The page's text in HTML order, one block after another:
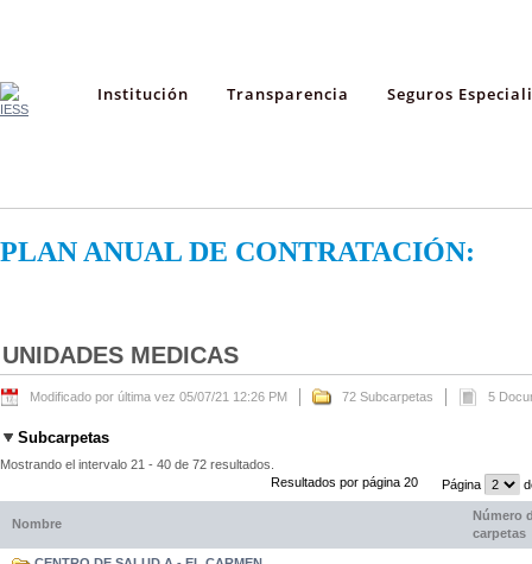
Institución Transparencia Seguros
PLAN ANUAL DE CONTRATACIÓN:
UNIDADES MEDICAS
Modificado por última vez 05/07/21 12:26 PM 72 Subcarpetas 5
Subcarpetas
Mostrando el intervalo 21 - 40 de 72 resultados.
Resultados por página 20
Página
Nombre
Número
carpetas